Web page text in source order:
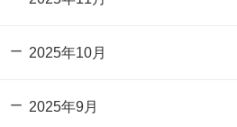
2025年10月
2025年9月